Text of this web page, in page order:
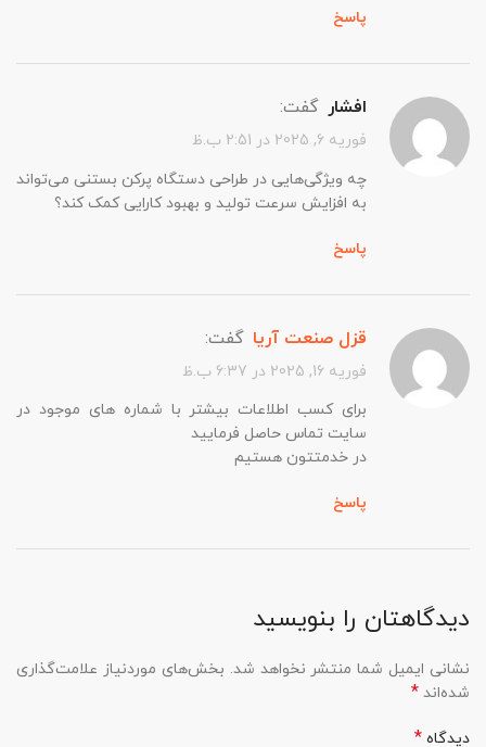
پاسخ
افشار گفت:
فوریه 6, 2025 در 2:51 ب.ظ
چه ویژگی‌هایی در طراحی دستگاه پرکن بستنی می‌تواند
به افزایش سرعت تولید و بهبود کارایی کمک کند؟
پاسخ
قزل صنعت آریا گفت:
فوریه 16, 2025 در 6:37 ب.ظ
برای کسب اطلاعات بیشتر با شماره های موجود در
سایت تماس حاصل فرمایید
در خدمتتون هستیم
پاسخ
دیدگاهتان را بنویسید
نشانی ایمیل شما منتشر نخواهد شد. بخش‌های موردنیاز علامت‌گذاری
شده‌اند *
دیدگاه *